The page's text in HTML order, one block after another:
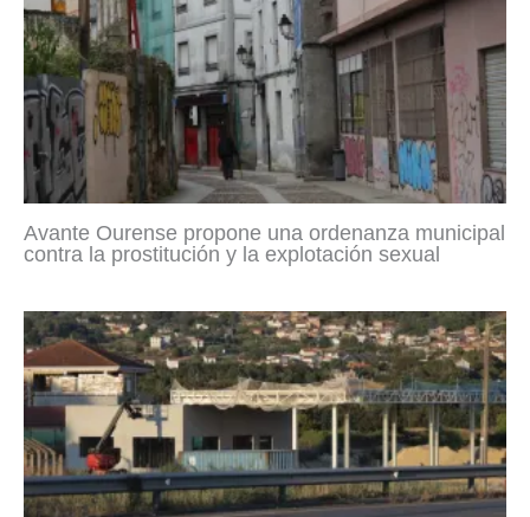
Avante Ourense propone una ordenanza municipal
contra la prostitución y la explotación sexual